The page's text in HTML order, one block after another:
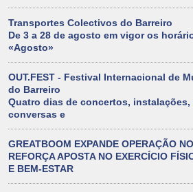
Transportes Colectivos do Barreiro
De 3 a 28 de agosto em vigor os
«Agosto»
OUT.FEST - Festival Internacional de
do Barreiro
Quatro dias de concertos, instalações,
conversas e
GREATBOOM EXPANDE OPERAÇÃO
REFORÇA APOSTA NO EXERCÍCIO
E BEM-ESTAR